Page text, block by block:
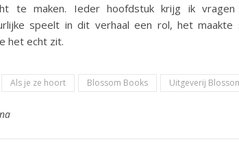
te maken. Ieder hoofdstuk krijg ik
speelt in dit verhaal een rol, het
het echt zit.
Als je ze hoort Blossom Books Uitgeverij